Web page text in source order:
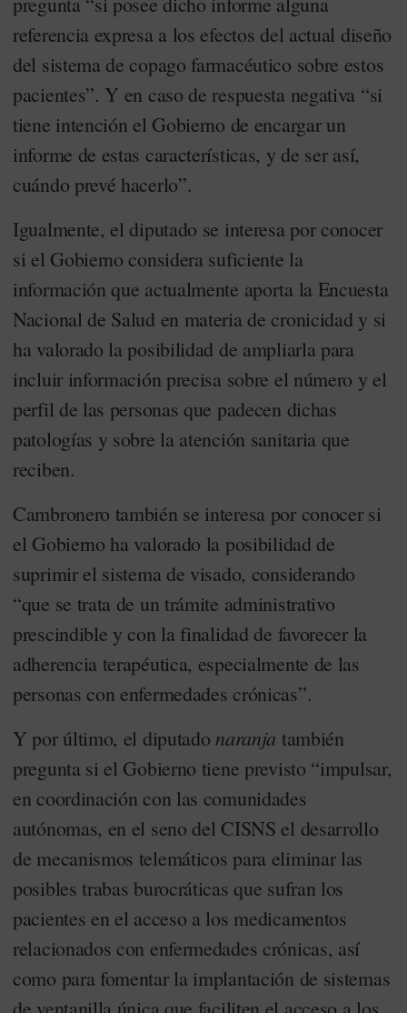
referencia expresa a los efectos del actual diseño
del sistema de copago farmacéutico sobre estos
pacientes”. Y en caso de respuesta negativa “si
tiene intención el Gobierno de encargar un
informe de estas características, y de ser así,
cuándo prevé hacerlo”.
Igualmente, el diputado se interesa por conocer
si el Gobierno considera suficiente la
información que actualmente aporta la Encuesta
Nacional de Salud en materia de cronicidad y si
ha valorado la posibilidad de ampliarla para
incluir información precisa sobre el número y el
perfil de las personas que padecen dichas
patologías y sobre la atención sanitaria que
reciben.
Cambronero también se interesa por conocer si
el Gobierno ha valorado la posibilidad de
suprimir el sistema de visado, considerando
“que se trata de un trámite administrativo
prescindible y con la finalidad de favorecer la
adherencia terapéutica, especialmente de las
personas con enfermedades crónicas”.
Y por último, el diputado naranja también
pregunta si el Gobierno tiene previsto “impulsar,
en coordinación con las comunidades
autónomas, en el seno del CISNS el desarrollo
de mecanismos telemáticos para eliminar las
posibles trabas burocráticas que sufran los
pacientes en el acceso a los medicamentos
relacionados con enfermedades crónicas, así
como para fomentar la implantación de sistemas